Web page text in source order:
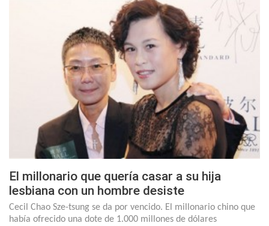
El millonario que quería casar a su hija
lesbiana con un hombre desiste
Cecil Chao Sze-tsung se da por vencido. El millonario chino que
había ofrecido una dote de 1.000 millones de dólares